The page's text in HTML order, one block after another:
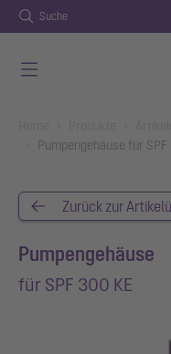
Suche
Pumpengehäuse für
Zurück zur
Pumpengehäuse
für SPF 300 KE